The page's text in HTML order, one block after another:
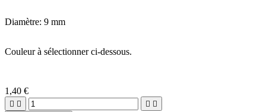
Diamètre: 9 mm
Couleur à sélectionner ci-dessous.
1,40 €
   